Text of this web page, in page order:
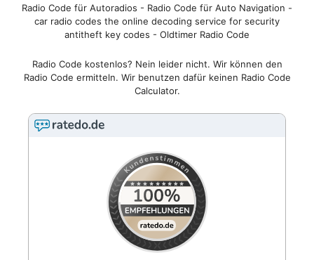
Radio Code für Autoradios - Radio Code für Auto Navigation -
car radio codes the online decoding service for security
antitheft key codes - Oldtimer Radio Code
Radio Code kostenlos? Nein leider nicht. Wir können den
Radio Code ermitteln. Wir benutzen dafür keinen Radio Code
Calculator.